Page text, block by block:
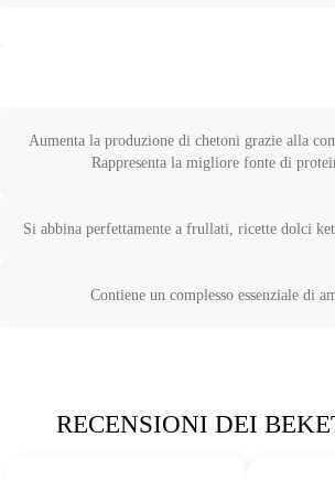
Aumenta la produzione di chetoni grazie alla
Rappresenta la migliore fonte di
Si abbina perfettamente a frullati, ricette dolci
Contiene un complesso essenziale di
RECENSIONI DEI